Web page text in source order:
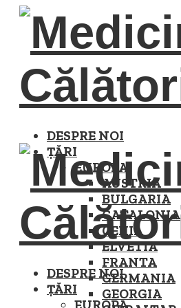
DESPRE NOI
ȚĂRI
EUROPA
AUSTRIA
BULGARIA
CATALONIA
CEHIA
ELVETIA
FRANTA
GERMANIA
GEORGIA
DESPRE NOI
ȚĂRI